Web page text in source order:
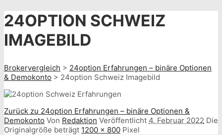
24OPTION SCHWEIZ
IMAGEBILD
Brokervergleich > 24option Erfahrungen – binäre Optionen
& Demokonto > 24option Schweiz Imagebild
Zurück zu 24option Erfahrungen – binäre Optionen &
Demokonto Von Redaktion Veröffentlicht 4. Februar 2022 Die
Originalgröße beträgt 1200 × 800 Pixel